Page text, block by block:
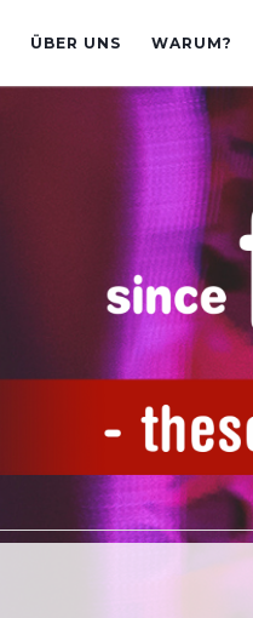
ÜBER UNS WARUM?